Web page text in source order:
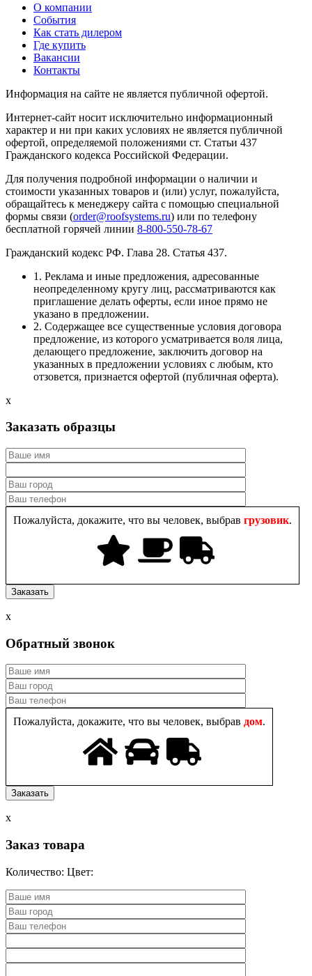
О компании
События
Как стать дилером
Где купить
Вакансии
Контакты
Информация на сайте не является публичной офертой.
Интернет-сайт носит исключительно информационный
характер и ни при каких условиях не является публичной
офертой, определяемой положениями ст. Статьи 437
Гражданского кодекса Российской Федерации.
Для получения подробной информации о наличии и
стоимости указанных товаров и (или) услуг, пожалуйста,
обращайтесь к менеджеру сайта с помощью специальной
формы связи (order@roofsystems.ru) или по телефону
бесплатной горячей линии 8-800-550-78-67
Гражданский кодекс РФ. Глава 28. Статья 437.
1. Реклама и иные предложения, адресованные
неопределенному кругу лиц, рассматриваются как
приглашение делать оферты, если иное прямо не
указано в предложении.
2. Содержащее все существенные условия договора
предложение, из которого усматривается воля лица,
делающего предложение, заключить договор на
указанных в предложении условиях с любым, кто
отзовется, признается офертой (публичная оферта).
x
Заказать образцы
Пожалуйста, докажите, что вы человек, выбрав грузовик.
x
Обратный звонок
Пожалуйста, докажите, что вы человек, выбрав дом.
x
Заказ товара
Количество: Цвет: